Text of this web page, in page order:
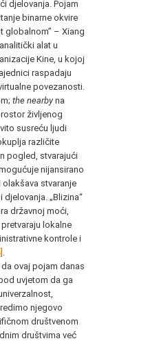
djelovanja. Pojam
binarne okvire
globalnom” – Xiang
alat u
Kine, u kojoj
raspadaju
povezanosti.
the nearbyna
življenog
susreću ljudi
različite
pogled, stvarajući
nijansirano
stvaranje
„Blizina“
državnoj moći,
lokalne
kontrole i
ovaj pojam danas
uvjetom da ga
njegovo
društvenom
društvima već